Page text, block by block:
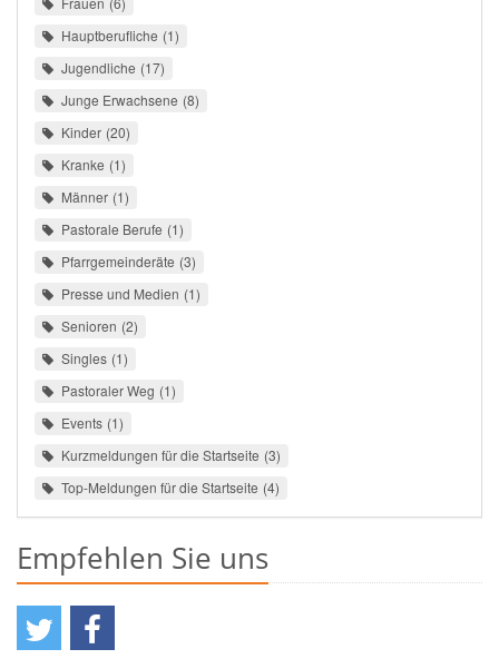
Hauptberufliche 1
Jugendliche 17
Junge Erwachsene 8
Kinder 20
Kranke 1
Männer 1
Pastorale Berufe 1
Pfarrgemeinderäte 3
Presse und Medien 1
Senioren 2
Singles 1
Pastoraler Weg 1
Events 1
Kurzmeldungen für die Startseite 3
Top-Meldungen für die Startseite 4
Empfehlen Sie uns